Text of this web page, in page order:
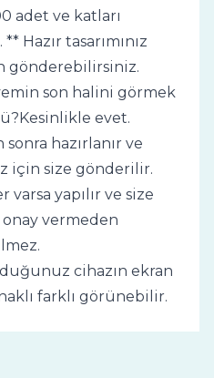
adet ve katları
Hazır tasarımınız
gönderebilirsiniz.
son halini görmek
evet.
hazırlanır ve
için size gönderilir.
yapılır ve size
vermeden
cihazın ekran
farklı görünebilir.